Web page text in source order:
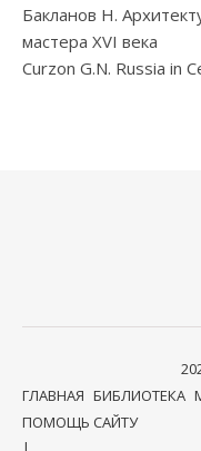
Бакланов Н.
мастера XVI века
Curzon G.N. Russia in
ГЛАВНАЯ БИБЛИОТЕКА
ПОМОЩЬ САЙТУ